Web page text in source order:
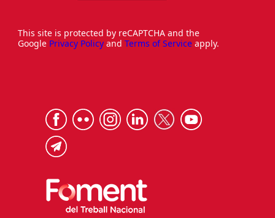
This site is protected by reCAPTCHA and the
Google Privacy Policy and Terms of Service apply.